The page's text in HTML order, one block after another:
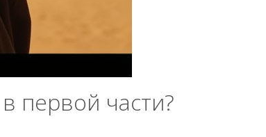
первой части?